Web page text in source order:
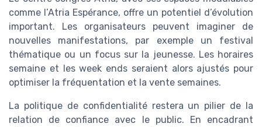
comme l’Atria Espérance, offre un potentiel d’évolution
important. Les organisateurs peuvent imaginer de
nouvelles manifestations, par exemple un festival
thématique ou un focus sur la jeunesse. Les horaires
semaine et les week ends seraient alors ajustés pour
optimiser la fréquentation et la vente semaines.
La politique de confidentialité restera un pilier de la
relation de confiance avec le public. En encadrant